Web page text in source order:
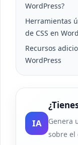
WordPress?
Herramientas
de CSS en
Recursos
WordPress
IA
Genera
sobre el